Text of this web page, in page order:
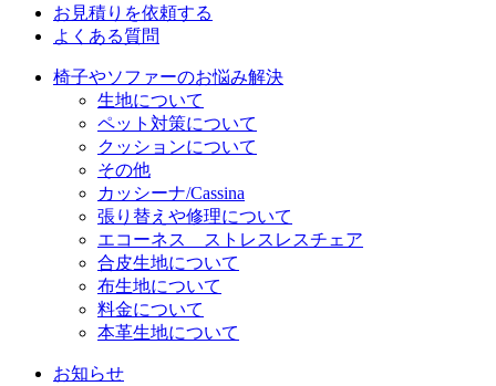
お見積りを依頼する
よくある質問
椅子やソファーのお悩み解決
生地について
ペット対策について
クッションについて
その他
カッシーナ/Cassina
張り替えや修理について
エコーネス ストレスレスチェア
合皮生地について
布生地について
料金について
本革生地について
お知らせ